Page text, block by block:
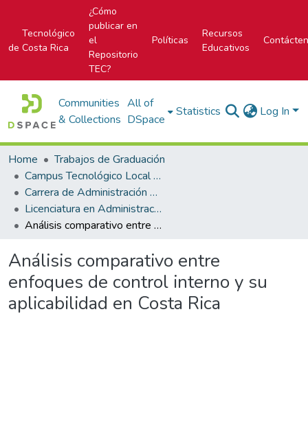
Tecnológico
de Costa Rica
¿Cómo
publicar en
el
Repositorio
TEC?
Políticas
Recursos
Educativos
Communities
& Collections
All of
DSpace
Statistics Log In
Home
Trabajos de Graduación
Campus Tecnológico Local San José
Carrera de Administración de Empresa
Licenciatura en Administración de Empresas
Análisis comparativo entre enfoques de control interno y su aplicabilidad en Costa Rica
Análisis comparativo entre
enfoques de control interno y su
aplicabilidad en Costa Rica